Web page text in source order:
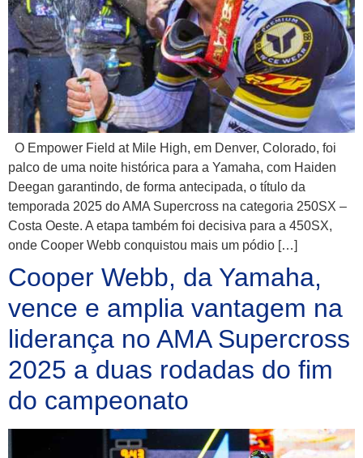
O Empower Field at Mile High, em Denver, Colorado, foi
palco de uma noite histórica para a Yamaha, com Haiden
Deegan garantindo, de forma antecipada, o título da
temporada 2025 do AMA Supercross na categoria 250SX –
Costa Oeste. A etapa também foi decisiva para a 450SX,
onde Cooper Webb conquistou mais um pódio […]
Cooper Webb, da Yamaha,
vence e amplia vantagem na
liderança no AMA Supercross
2025 a duas rodadas do fim
do campeonato